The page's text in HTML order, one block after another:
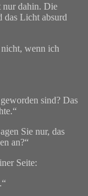
nur dahin. Die
das Licht absurd
wenn ich
sind? Das
Sie nur, das
an?“
Seite: